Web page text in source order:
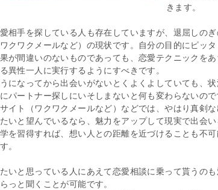
きます。
相手を探している人も存在していますが、退屈しの
クワクメールなど）の現状です。自分の目的にピッ
が間違いのないものであっても、恋愛テクニックを
異性一人に実行するようにすべきです。
になってから出会いがないとくよくよしていても、
パートナー探しにいそしまないと何も変わらないので
イト（ワクワクメールなど）などでは、やはり真剣
いと望んでいるなら、魅力をアップして現実で出会い
を習得すれば、想い人との距離を近づけることも不
。
いと思っている人にあえて恋愛相談に乗って貰うの
っと聞くことが可能です。